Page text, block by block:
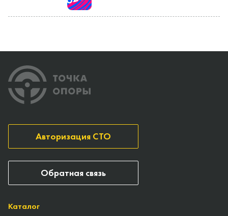
Каталог
Авторизация СТО
Обратная связь